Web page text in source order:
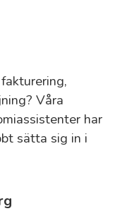
Våra
har
sätta sig in i